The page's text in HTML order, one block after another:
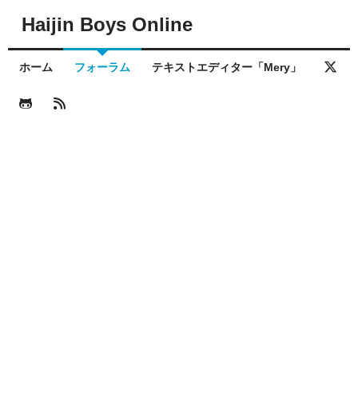
Haijin Boys Online
ホーム フォーラム テキストエディター「Mery」